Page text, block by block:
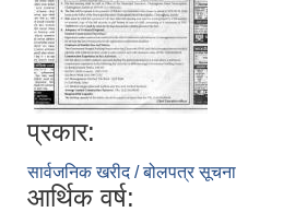
प्रकार:
सार्वजनिक खरीद / बोलपत्र सूचना
आर्थिक वर्ष: